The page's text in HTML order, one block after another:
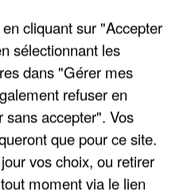
LA DZ MAFIA
cliquant sur "Accepter
sélectionnant les
dans "Gérer mes
refuser en
sans accepter". Vos
que pour ce site.
vos choix, ou retirer
moment via le lien